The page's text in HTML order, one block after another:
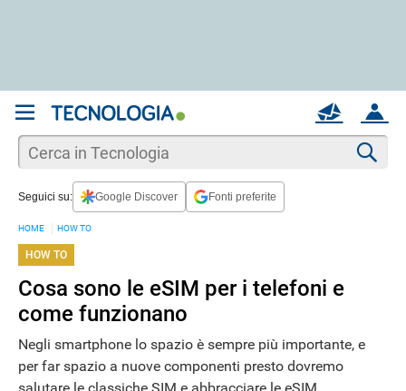
ACCOUNT
MAIL
Seguici su: Google Discover Fonti preferite
HOME HOW TO
HOW TO
Cosa sono le eSIM per i telefoni e
come funzionano
Negli smartphone lo spazio è sempre più importante, e
per far spazio a nuove componenti presto dovremo